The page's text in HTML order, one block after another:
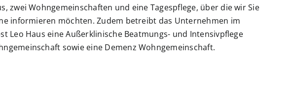
zwei Wohngemeinschaften und eine Tagespflege, über die wir Sie
informieren möchten. Zudem betreibt das Unternehmen im
Leo Haus eine Außerklinische Beatmungs- und Intensivpflege
sowie eine Demenz Wohngemeinschaft.